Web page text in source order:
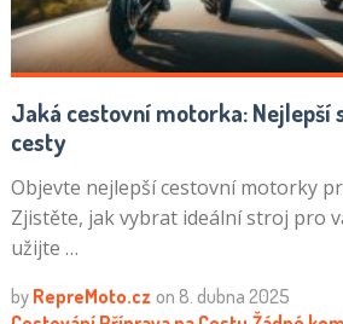
Jaká cestovní motorka: Nejlepší
cesty
Objevte nejlepší cestovní motorky
Zjistěte, jak vybrat ideální stroj pro
užijte …
by RepreMoto.cz on 8. dubna 2025